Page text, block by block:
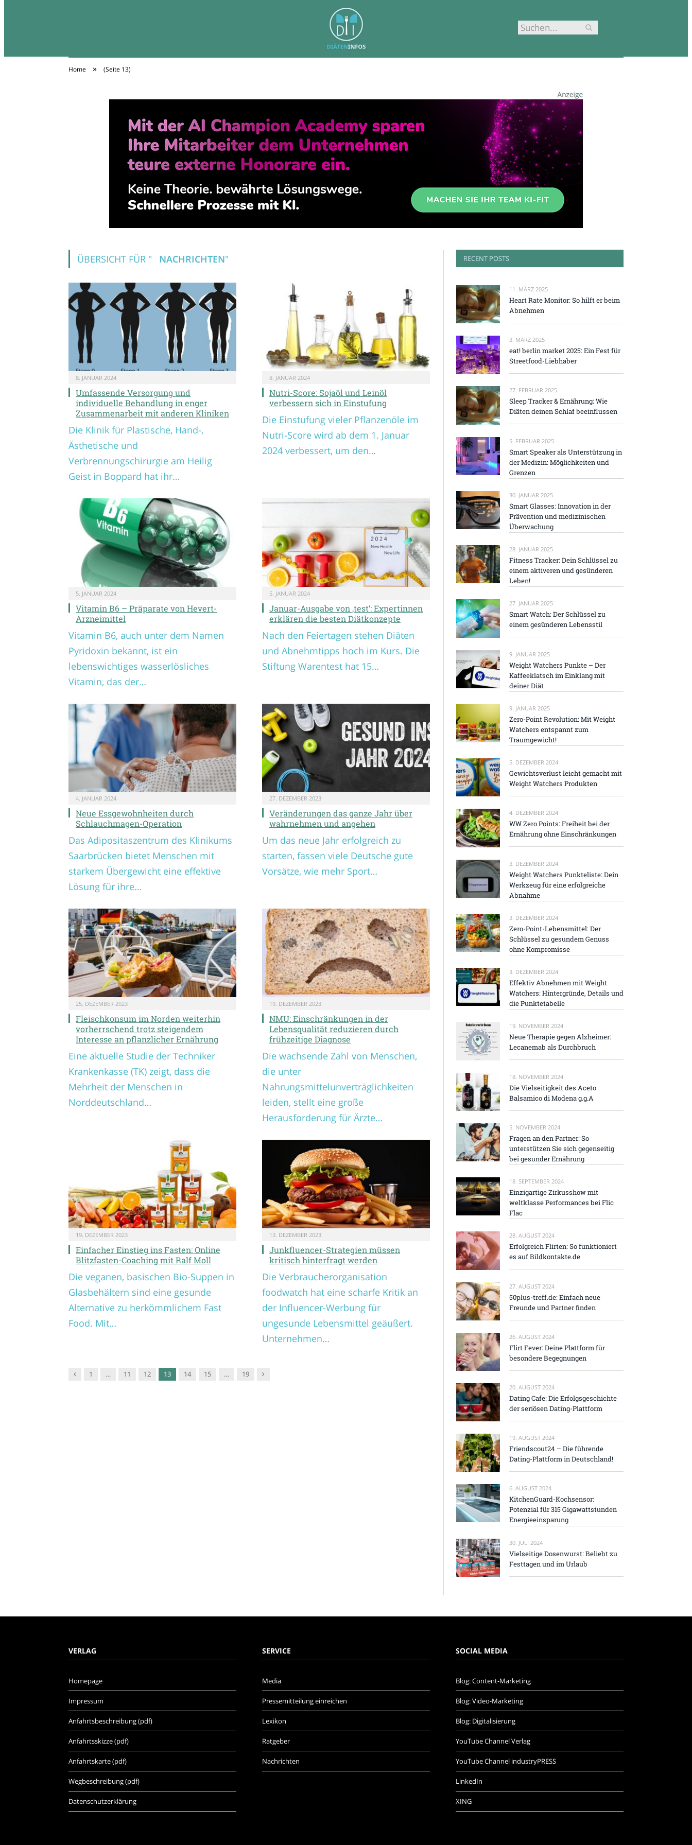
Home » (Seite 13)
ÜBERSICHT FÜR " NACHRICHTEN"
8. JANUAR 2024
Umfassende Versorgung und
individuelle Behandlung in enger
Zusammenarbeit mit anderen Kliniken
Die Klinik für Plastische, Hand-,
Ästhetische und
Verbrennungschirurgie am Heilig
Geist in Boppard hat ihr…
8. JANUAR 2024
Nutri-Score: Sojaöl und Leinöl
verbessern sich in Einstufung
Die Einstufung vieler Pflanzenöle im
Nutri-Score wird ab dem 1. Januar
2024 verbessert, um den…
5. JANUAR 2024
Vitamin B6 – Präparate von Hevert-
Arzneimittel
Vitamin B6, auch unter dem Namen
Pyridoxin bekannt, ist ein
lebenswichtiges wasserlösliches
Vitamin, das der…
5. JANUAR 2024
Januar-Ausgabe von ‚test‘: Expertinnen
erklären die besten Diätkonzepte
Nach den Feiertagen stehen Diäten
und Abnehmtipps hoch im Kurs. Die
Stiftung Warentest hat 15…
4. JANUAR 2024
Neue Essgewohnheiten durch
Schlauchmagen-Operation
Das Adipositaszentrum des Klinikums
Saarbrücken bietet Menschen mit
starkem Übergewicht eine effektive
Lösung für ihre…
27. DEZEMBER 2023
Veränderungen das ganze Jahr über
wahrnehmen und angehen
Um das neue Jahr erfolgreich zu
starten, fassen viele Deutsche gute
Vorsätze, wie mehr Sport…
25. DEZEMBER 2023
Fleischkonsum im Norden weiterhin
vorherrschend trotz steigendem
Interesse an pflanzlicher Ernährung
Eine aktuelle Studie der Techniker
Krankenkasse (TK) zeigt, dass die
Mehrheit der Menschen in
Norddeutschland…
19. DEZEMBER 2023
NMU: Einschränkungen in der
Lebensqualität reduzieren durch
frühzeitige Diagnose
Die wachsende Zahl von Menschen,
die unter
Nahrungsmittelunverträglichkeiten
leiden, stellt eine große
Herausforderung für Ärzte…
19. DEZEMBER 2023
Einfacher Einstieg ins Fasten: Online
Blitzfasten-Coaching mit Ralf Moll
Die veganen, basischen Bio-Suppen in
Glasbehältern sind eine gesunde
Alternative zu herkömmlichem Fast
Food. Mit…
13. DEZEMBER 2023
Junkfluencer-Strategien müssen
kritisch hinterfragt werden
Die Verbraucherorganisation
foodwatch hat eine scharfe Kritik an
der Influencer-Werbung für
ungesunde Lebensmittel geäußert.
Unternehmen…
Vorgänger
1 … 11 12 13 14 15 … 19 Nachfolger
RECENT POSTS
11. MÄRZ 2025
Heart Rate Monitor: So hilft er beim
Abnehmen
3. MÄRZ 2025
eat! berlin market 2025: Ein Fest für
Streetfood-Liebhaber
27. FEBRUAR 2025
Sleep Tracker & Ernährung: Wie
Diäten deinen Schlaf beeinflussen
5. FEBRUAR 2025
Smart Speaker als Unterstützung in
der Medizin: Möglichkeiten und
Grenzen
30. JANUAR 2025
Smart Glasses: Innovation in der
Prävention und medizinischen
Überwachung
28. JANUAR 2025
Fitness Tracker: Dein Schlüssel zu
einem aktiveren und gesünderen
Leben!
27. JANUAR 2025
Smart Watch: Der Schlüssel zu
einem gesünderen Lebensstil
9. JANUAR 2025
Weight Watchers Punkte – Der
Kaffeeklatsch im Einklang mit
deiner Diät
9. JANUAR 2025
Zero-Point Revolution: Mit Weight
Watchers entspannt zum
Traumgewicht!
5. DEZEMBER 2024
Gewichtsverlust leicht gemacht mit
Weight Watchers Produkten
4. DEZEMBER 2024
WW Zero Points: Freiheit bei der
Ernährung ohne Einschränkungen
3. DEZEMBER 2024
Weight Watchers Punkteliste: Dein
Werkzeug für eine erfolgreiche
Abnahme
3. DEZEMBER 2024
Zero-Point-Lebensmittel: Der
Schlüssel zu gesundem Genuss
ohne Kompromisse
3. DEZEMBER 2024
Effektiv Abnehmen mit Weight
Watchers: Hintergründe, Details und
die Punktetabelle
19. NOVEMBER 2024
Neue Therapie gegen Alzheimer:
Lecanemab als Durchbruch
18. NOVEMBER 2024
Die Vielseitigkeit des Aceto
Balsamico di Modena g.g.A
5. NOVEMBER 2024
Fragen an den Partner: So
unterstützen Sie sich gegenseitig
bei gesunder Ernährung
18. SEPTEMBER 2024
Einzigartige Zirkusshow mit
weltklasse Performances bei Flic
Flac
28. AUGUST 2024
Erfolgreich Flirten: So funktioniert
es auf Bildkontakte.de
27. AUGUST 2024
50plus-treff.de: Einfach neue
Freunde und Partner finden
26. AUGUST 2024
Flirt Fever: Deine Plattform für
besondere Begegnungen
20. AUGUST 2024
Dating Cafe: Die Erfolgsgeschichte
der seriösen Dating-Plattform
19. AUGUST 2024
Friendscout24 – Die führende
Dating-Plattform in Deutschland!
6. AUGUST 2024
KitchenGuard-Kochsensor:
Potenzial für 315 Gigawattstunden
Energieeinsparung
30. JULI 2024
Vielseitige Dosenwurst: Beliebt zu
Festtagen und im Urlaub
VERLAG
Homepage
Impressum
Anfahrtsbeschreibung (pdf)
Anfahrtsskizze (pdf)
Anfahrtskarte (pdf)
Wegbeschreibung (pdf)
Datenschutzerklärung
SERVICE
Media
Pressemitteilung einreichen
Lexikon
Ratgeber
Nachrichten
SOCIAL MEDIA
Blog: Content-Marketing
Blog: Video-Marketing
Blog: Digitalisierung
YouTube Channel Verlag
YouTube Channel industryPRESS
LinkedIn
XING